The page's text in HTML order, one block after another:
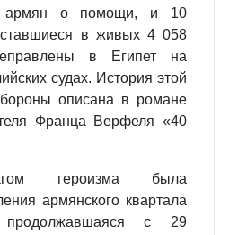
армян о помощи, и 10
в живых 4 058
в Египет на
судах. История этой
описана в романе
Франца Верфеля «40
героизма была
армянского квартала
продолжавшаяся с 29